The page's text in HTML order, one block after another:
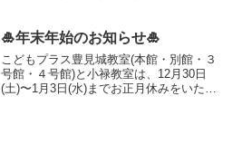
回数を重ねるごとに、職員の合図に沿っ
て中に入ったり、右回り ...
🎍年末年始のお知らせ🎍
こどもプラス豊見城教室(本館・別館・３
号館・４号館)と小禄教室は、12月30日
(土)〜1月3日(水)までお正月休みをいただ